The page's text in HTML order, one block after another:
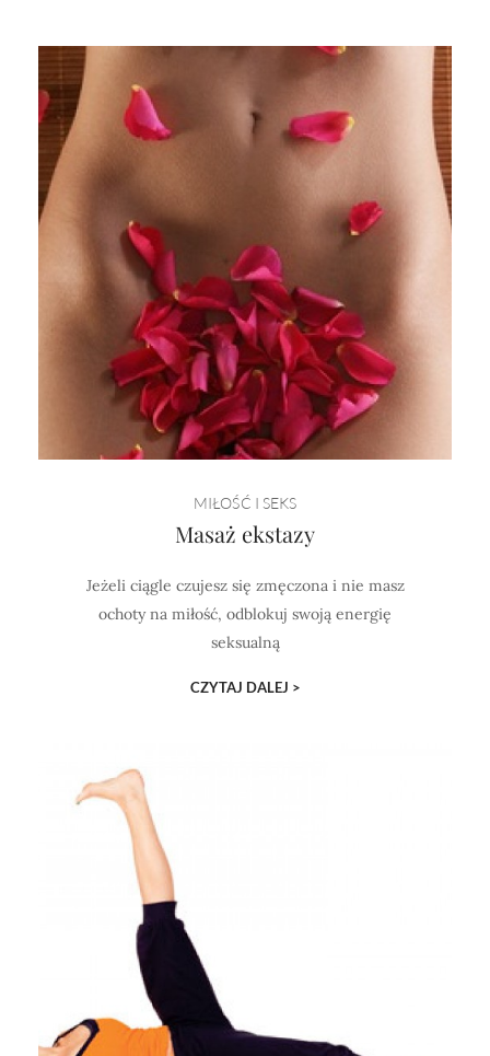
MIŁOŚĆ I SEKS
Masaż ekstazy
Jeżeli ciągle czujesz się zmęczona i nie masz
ochoty na miłość, odblokuj swoją energię
seksualną
CZYTAJ DALEJ >